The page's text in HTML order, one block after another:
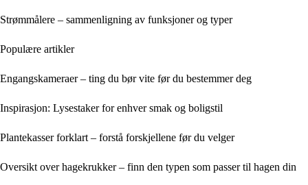
Strømmålere – sammenligning av funksjoner og typer
Populære artikler
Engangskameraer – ting du bør vite før du bestemmer deg
Inspirasjon: Lysestaker for enhver smak og boligstil
Plantekasser forklart – forstå forskjellene før du velger
Oversikt over hagekrukker – finn den typen som passer til hagen din